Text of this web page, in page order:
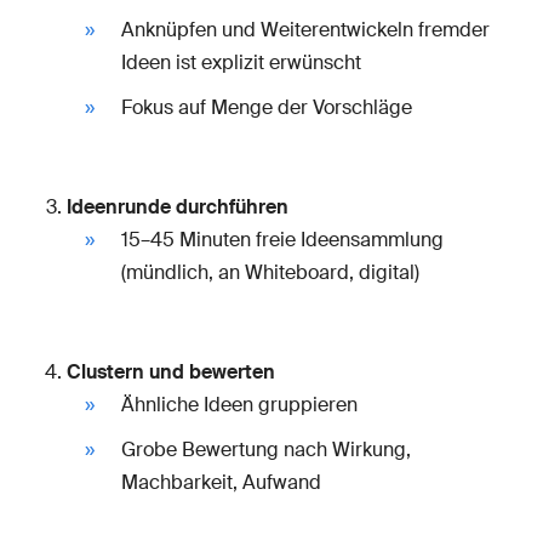
Anknüpfen und Weiterentwickeln fremder
Ideen ist explizit erwünscht
Fokus auf Menge der Vorschläge
Ideenrunde durchführen
15–45 Minuten freie Ideensammlung
(mündlich, an Whiteboard, digital)
Clustern und bewerten
Ähnliche Ideen gruppieren
Grobe Bewertung nach Wirkung,
Machbarkeit, Aufwand